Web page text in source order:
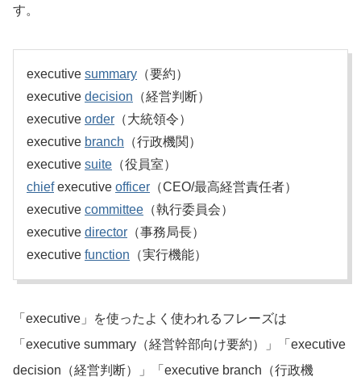
す。
executive summary （要約）
executive decision （経営判断）
executive order （大統領令）
executive branch （行政機関）
executive suite （役員室）
chiefexecutive officer （CEO/最高経営責任者）
executive committee （執行委員会）
executive director （事務局長）
executive function （実行機能）
「executive」を使ったよく使われるフレーズは
「executive summary（経営幹部向け要約）」「executive
decision（経営判断）」「executive branch（行政機